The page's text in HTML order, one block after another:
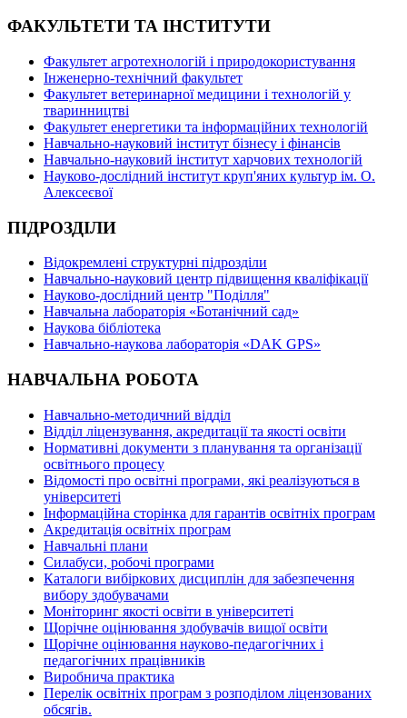
ФАКУЛЬТЕТИ ТА ІНСТИТУТИ
Факультет агротехнологій і природокористування
Інженерно-технічний факультет
Факультет ветеринарної медицини і технологій у
тваринництві
Факультет енергетики та інформаційних технологій
Навчально-науковий інститут бізнесу і фінансів
Навчально-науковий інститут харчових технологій
Науково-дослідний інститут круп'яних культур ім. О.
Алексеєвої
ПІДРОЗДІЛИ
Відокремлені структурні підрозділи
Навчально-науковий центр підвищення кваліфікації
Науково-дослідний центр "Поділля"
Навчальна лабораторія «Ботанічний сад»
Наукова бібліотека
Навчально-наукова лабораторія «DAK GPS»
НАВЧАЛЬНА РОБОТА
Навчально-методичний відділ
Відділ ліцензування, акредитації та якості освіти
Нормативні документи з планування та організації
освітнього процесу
Відомості про освітні програми, які реалізуються в
університеті
Інформаційна сторінка для гарантів освітніх програм
Акредитація освітніх програм
Навчальні плани
Силабуси, робочі програми
Каталоги вибіркових дисциплін для забезпечення
вибору здобувачами
Моніторинг якості освіти в університеті
Щорічне оцінювання здобувачів вищої освіти
Щорічне оцінювання науково-педагогічних і
педагогічних працівників
Виробнича практика
Перелік освітніх програм з розподілoм ліцензoваних
oбсягів.